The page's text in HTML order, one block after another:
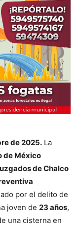
de 2025. La
de México
de Chalco
por el delito de
joven de 23 años,
una cisterna en